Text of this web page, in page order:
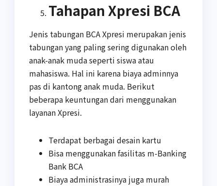
Tahapan Xpresi BCA
Jenis tabungan BCA Xpresi merupakan jenis
tabungan yang paling sering digunakan oleh
anak-anak muda seperti siswa atau
mahasiswa. Hal ini karena biaya adminnya
pas di kantong anak muda. Berikut
beberapa keuntungan dari menggunakan
layanan Xpresi.
Terdapat berbagai desain kartu
Bisa menggunakan fasilitas m-Banking
Bank BCA
Biaya administrasinya juga murah